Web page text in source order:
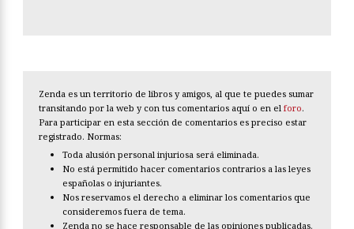
Zenda es un territorio de libros y amigos, al que te puedes sumar
transitando por la web y con tus comentarios aquí o en el foro.
Para participar en esta sección de comentarios es preciso estar
registrado. Normas:
Toda alusión personal injuriosa será eliminada.
No está permitido hacer comentarios contrarios a las leyes
españolas o injuriantes.
Nos reservamos el derecho a eliminar los comentarios que
consideremos fuera de tema.
Zenda no se hace responsable de las opiniones publicadas.